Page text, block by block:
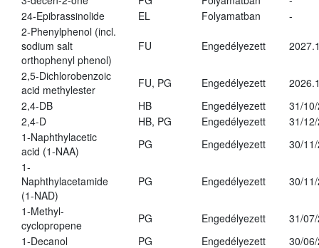
24-Epibrassinolide
EL Folyamatban
-
2-Phenylphenol (incl.
sodium salt
orthophenyl phenol)
FU Engedélyezett
2,5-Dichlorobenzoic
acid methylester
FU, PG Engedélyezett
2,4-DB
HB Engedélyezett
31/
2,4-D
HB, PG Engedélyezett
31/
1-Naphthylacetic
acid (1-NAA)
PG Engedélyezett
30/
1-
Naphthylacetamide
(1-NAD)
PG Engedélyezett 30/
1-Methyl-
cyclopropene
PG Engedélyezett
31/
1-Decanol
PG Engedélyezett
30/